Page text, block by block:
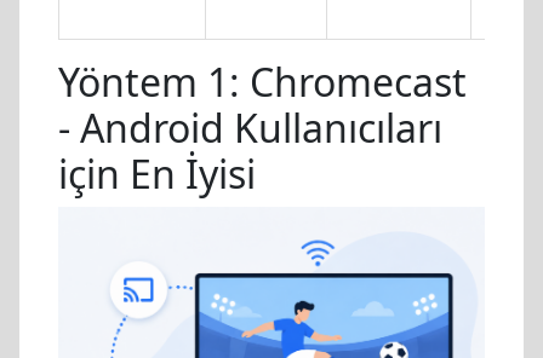
Yöntem 1: Chromecast
- Android Kullanıcıları
için En İyisi